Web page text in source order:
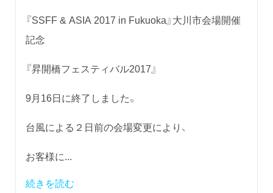
『SSFF & ASIA 2017 in Fukuoka』大川市会場開催
記念
『昇開橋フェスティバル2017』
9月16日に終了しました。
台風による２日前の会場変更により、
お客様に...
続きを読む